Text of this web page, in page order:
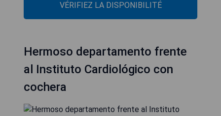
VÉRIFIEZ LA DISPONIBILITÉ
Hermoso departamento frente
al Instituto Cardiológico con
cochera